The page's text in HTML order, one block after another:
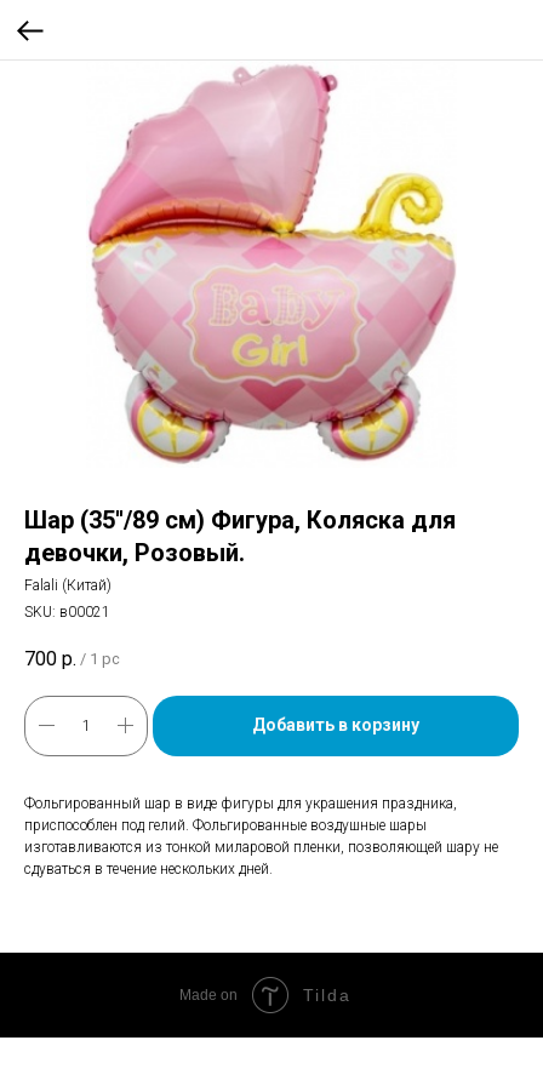
Шар (35''/89 см) Фигура, Коляска для
девочки, Розовый.
Falali (Китай)
SKU: в00021
700 р. / 1 pc
Добавить в корзину
Фольгированный шар в виде фигуры для украшения праздника,
приспособлен под гелий. Фольгированные воздушные шары
изготавливаются из тонкой миларовой пленки, позволяющей шару не
сдуваться в течение нескольких дней.
Made on Tilda